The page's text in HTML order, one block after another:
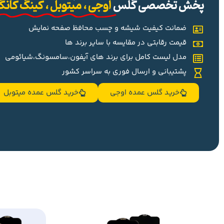
پخش تخصصی گلساوجی ، میتوبل ، کینگ
ضمانت کیفیت شیشه و چسب محافظ صفحه نمایش
قیمت رقابتی در مقایسه با سایر برند ها
مدل لیست کامل برای برند های آیفون،سامسونگ،شیائومی
پشتیبانی و ارسال فوری به سراسر کشور
خرید گلس عمده اوجی
خرید گلس عمده میتوبل